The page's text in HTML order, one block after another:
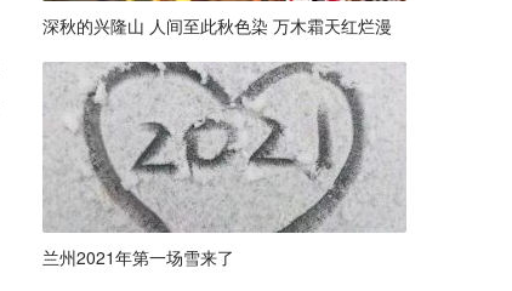
深秋的兴隆山 人间至此秋色染 万木霜天红烂漫
兰州2021年第一场雪来了